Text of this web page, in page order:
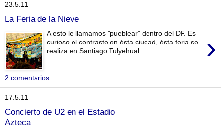
23.5.11
La Feria de la Nieve
›
A esto le llamamos "pueblear" dentro del DF. Es
curioso el contraste en ésta ciudad, ésta feria se
realiza en Santiago Tulyehual...
2 comentarios:
17.5.11
Concierto de U2 en el Estadio
Azteca